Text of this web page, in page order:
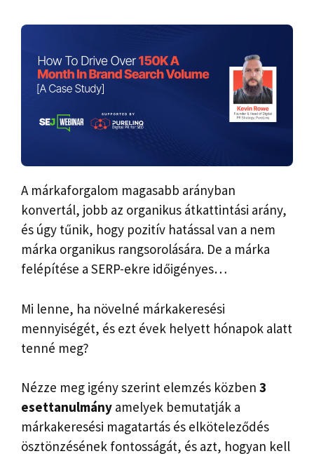
A márkaforgalom magasabb arányban
konvertál, jobb az organikus átkattintási arány,
és úgy tűnik, hogy pozitív hatással van a nem
márka organikus rangsorolására. De a márka
felépítése a SERP-ekre időigényes…
Mi lenne, ha növelné márkakeresési
mennyiségét, és ezt évek helyett hónapok alatt
tenné meg?
Nézze meg igény szerint elemzés közben 3
esettanulmány amelyek bemutatják a
márkakeresési magatartás és elköteleződés
ösztönzésének fontosságát, és azt, hogyan kell